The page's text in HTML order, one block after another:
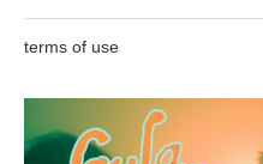
terms of use